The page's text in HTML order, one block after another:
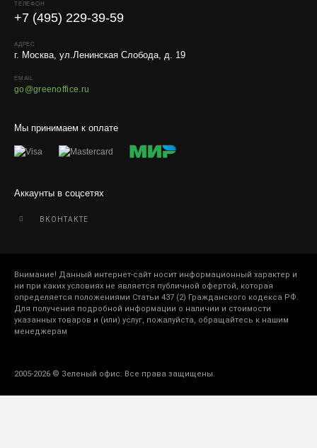
Мы принимаем к оплате
Аккаунты в соцсетях
ВКОНТАКТЕ
ТЕЛЕФОН
+7 (495) 229-39-59
АДРЕС
г. Москва, ул.Ленинская Слобода, д. 19
EMAIL
go@greenoffice.ru
Внимание! Данный интернет-сайт носит информационный характер и
ни при каких условиях не является публичной офертой, которая
определяется положениями Статьи 437 (2) Гражданского кодекса РФ.
Для получения подробной информации о наличии и стоимости
указанных товаров и (или) услуг, пожалуйста, обращайтесь к нашим
менеджерам
2005-2026 © Зеленый офис. Все права защищены.